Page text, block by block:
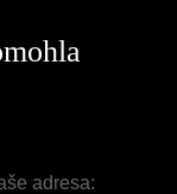
adresa: